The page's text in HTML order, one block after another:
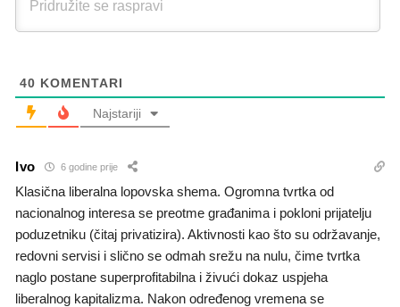
40 KOMENTARI
Najstariji
Ivo 6 godine prije
Klasična liberalna lopovska shema. Ogromna tvrtka od
nacionalnog interesa se preotme građanima i pokloni prijatelju
poduzetniku (čitaj privatizira). Aktivnosti kao što su održavanje,
redovni servisi i slično se odmah srežu na nulu, čime tvrtka
naglo postane superprofitabilna i živući dokaz uspjeha
liberalnog kapitalizma. Nakon određenog vremena se